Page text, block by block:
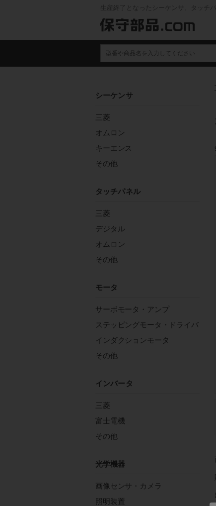
生産終了となったシーケンサ、タッチ
シーケンサ
三菱
オムロン
キーエンス
その他
タッチパネル
三菱
デジタル
オムロン
その他
モータ
サーボモータ・アンプ
ステッピングモータ・ドライバ
インダクションモータ
その他
インバータ
三菱
富士電機
その他
光学機器
画像センサ・カメラ
照明装置